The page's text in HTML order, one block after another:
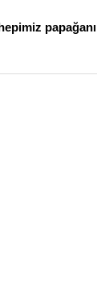
papağanı